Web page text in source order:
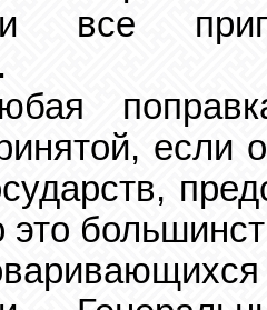
все
если
это